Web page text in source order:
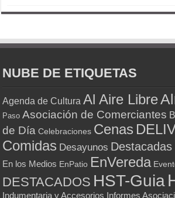
NUBE DE ETIQUETAS
Agenda de Cultura Al Aire Libre
Paso Asociación de Comerciantes
de Día Celebraciones Cenas
Comidas Desayunos Destacadas
En los Medios EnPatio EnVereda
DESTACADOS HST-Guia
Indumentaria y Accesorios Informes